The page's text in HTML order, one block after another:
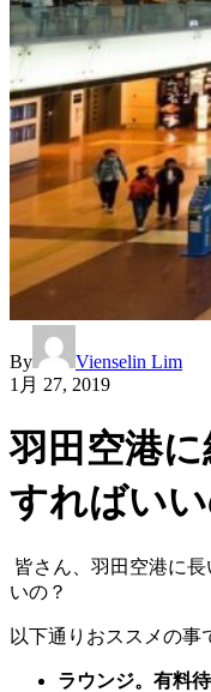
By
Vienselin Lim
1月 27, 2019
羽田空港
すればいい
皆さん、羽田空港に
いの？
以下通りおススメの事
ラウンジ。有料